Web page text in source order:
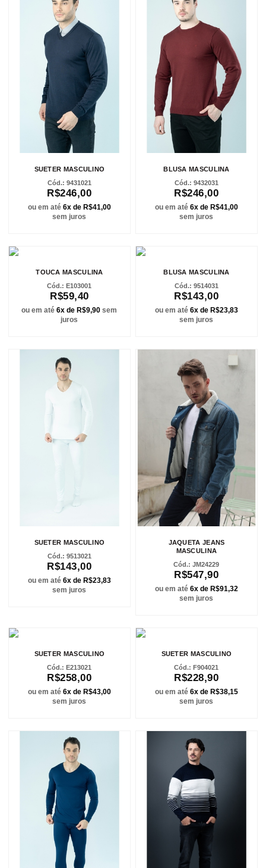
SUETER MASCULINO
9431021
R$246,00
ou em até 6x de R$41,00
sem juros
BLUSA MASCULINA
9432031
R$246,00
ou em até 6x de R$41,00
sem juros
TOUCA MASCULINA
E103001
R$59,40
ou em até6x de R$9,90 sem
juros
BLUSA MASCULINA
9514031
R$143,00
ou em até 6x de R$23,83
sem juros
SUETER MASCULINO
9513021
R$143,00
ou em até 6x de R$23,83
sem juros
JAQUETA JEANS
MASCULINA
JM24229
R$547,90
ou em até 6x de R$91,32
sem juros
SUETER MASCULINO
E213021
R$258,00
ou em até 6x de R$43,00
sem juros
SUETER MASCULINO
F904021
R$228,90
ou em até 6x de R$38,15
sem juros